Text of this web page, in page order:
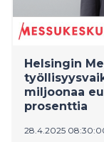
Helsingin
miljoonaa
prosenttia
28.4.2025